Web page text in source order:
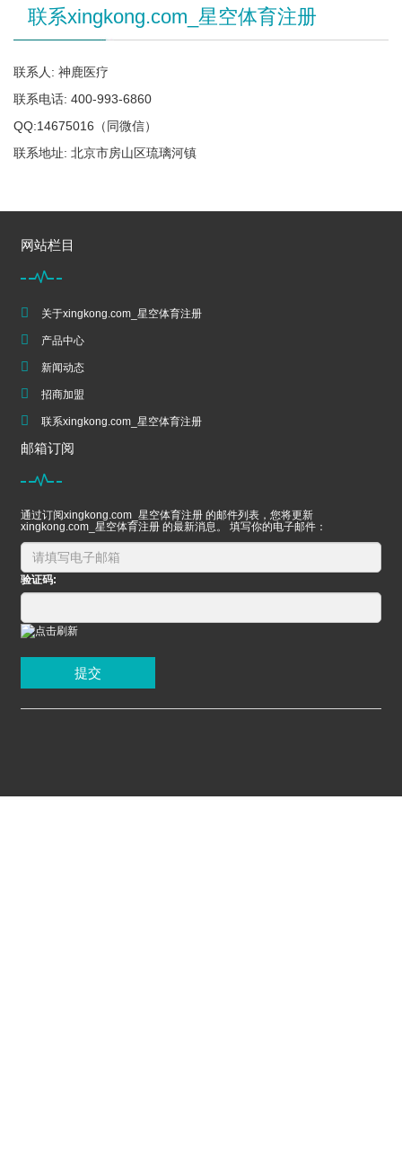
联系xingkong.com_星空体育注册
联系人: 神鹿医疗
联系电话: 400-993-6860
QQ:14675016（同微信）
联系地址: 北京市房山区琉璃河镇
网站栏目
关于xingkong.com_星空体育注册
产品中心
新闻动态
招商加盟
联系xingkong.com_星空体育注册
邮箱订阅
通过订阅xingkong.com_星空体育注册 的邮件列表，您将更新
xingkong.com_星空体育注册 的最新消息。 填写你的电子邮件：
验证码:
提交